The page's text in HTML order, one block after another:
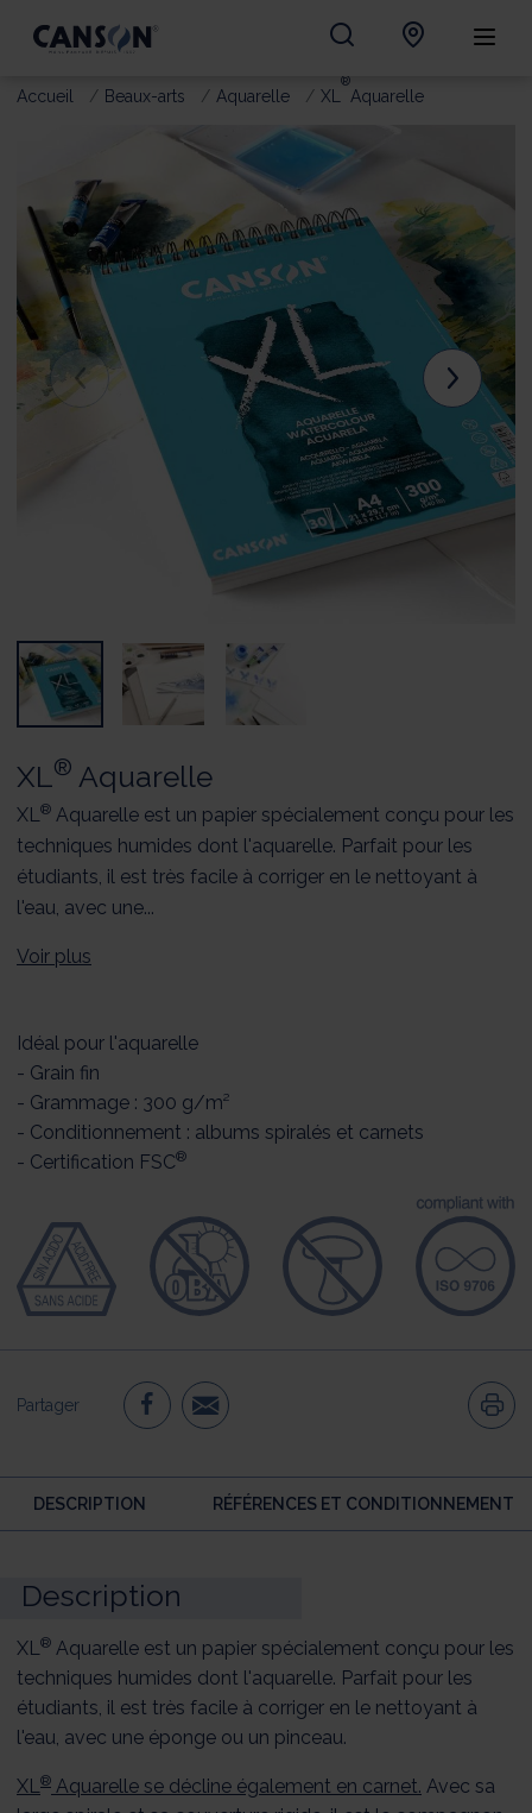
Accueil Beaux-arts Aquarelle XL
®
Aquarelle
XL® Aquarelle
XL® Aquarelle est un papier spécialement conçu pour les
techniques humides dont l'aquarelle. Parfait pour les
étudiants, il est très facile à corriger en le nettoyant à
l'eau, avec une...
Voir plus
Idéal pour l'aquarelle
- Grain fin
- Grammage : 300 g/m²
- Conditionnement : albums spiralés et carnets
- Certification FSC®
Partager
DESCRIPTION RÉFÉRENCES ET CONDITIONNEMENT
Description
XL® Aquarelle est un papier spécialement conçu pour les
techniques humides dont l'aquarelle. Parfait pour les
étudiants, il est très facile à corriger en le nettoyant à
l'eau, avec une éponge ou un pinceau.
XL® Aquarelle se décline également en carnet. Avec sa